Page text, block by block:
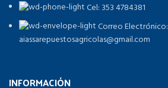
Cel: 353 4784381
Correo Electrónico:
aiassarepuestosagricolas@gmail.com
INFORMACIÓN